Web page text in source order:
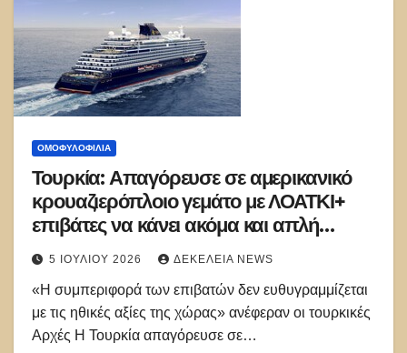
ΟΜΟΦΥΛΟΦΙΛΊΑ
Τουρκία: Απαγόρευσε σε αμερικανικό
κρουαζιερόπλοιο γεμάτο με ΛΟΑΤΚΙ+
επιβάτες να κάνει ακόμα και απλή
στάση!
5 ΙΟΥΛΊΟΥ 2026 ΔΕΚΈΛΕΙΑ NEWS
«Η συμπεριφορά των επιβατών δεν ευθυγραμμίζεται
με τις ηθικές αξίες της χώρας» ανέφεραν οι τουρκικές
Αρχές Η Τουρκία απαγόρευσε σε…